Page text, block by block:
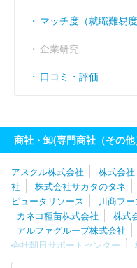
マッチ度（就職難易
企業研究
口コミ・評価
商社・卸(専門商社（その
アスクル株式会社 株式会
社
株式会社サカタのタネ
ピュータリソース
川商フ
カネコ種苗株式会社
株式
アルファグループ株式会社
会社朝日サポートセンター
式会社マイプレシャス
株